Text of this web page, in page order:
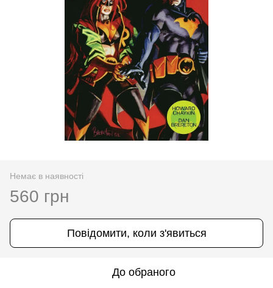
Немає в наявності
560 грн
Повідомити, коли з'явиться
До обраного